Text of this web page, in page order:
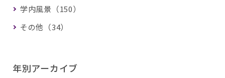
学内風景（150）
その他（34）
年別アーカイブ